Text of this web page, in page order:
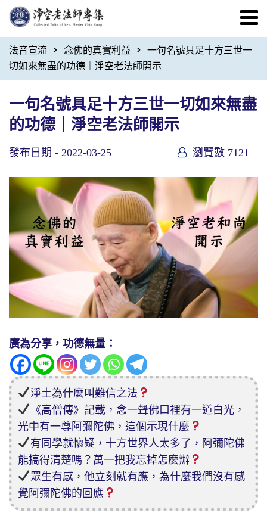
法音宣流 念佛的真實利益
一句名號具足十方三世一
切如來無盡的功德｜淨空老法師開示
一句名號具足十方三世一切如來無盡
的功德｜淨空老法師開示
發布日期 - 2022-03-25 瀏覽數 7121
廣為分享，功德無量：
淨土為什麼叫難信之法
《高僧傳》記載，念一聲佛口裡有一道白光，
光中有一尊阿彌陀佛，這個示現什麼
有同學就懷疑，十方世界人太多了，阿彌陀佛
能搞得清楚嗎？萬一把我忘掉怎麼辦
眾生有感，他立刻就有應，為什麼我們沒有感
覺阿彌陀佛的回應